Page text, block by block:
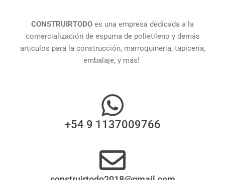
CONSTRUIRTODO es una empresa dedicada a la
comercialización de espuma de polietileno y demás
articulos para la construcción, marroquineria, tapiceria,
embalaje, y más!
+54 9 1137009766